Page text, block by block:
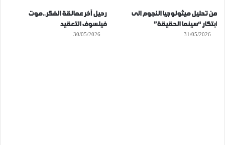
من تحليل ميثولوجيا النجوم الى
ابتكار “سينما الحقيقة”
31/05/2026
رحيل آخر عمالقة الفكر..موت
فيلسوف التعقيد
30/05/2026